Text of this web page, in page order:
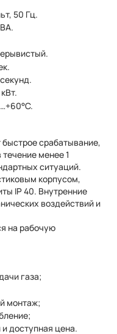
50 Гц.
быстрое срабатывание,
менее 1
ситуаций.
корпусом,
IP 40. Внутренние
воздействий и
на рабочую
газа;
монтаж;
доступная цена.